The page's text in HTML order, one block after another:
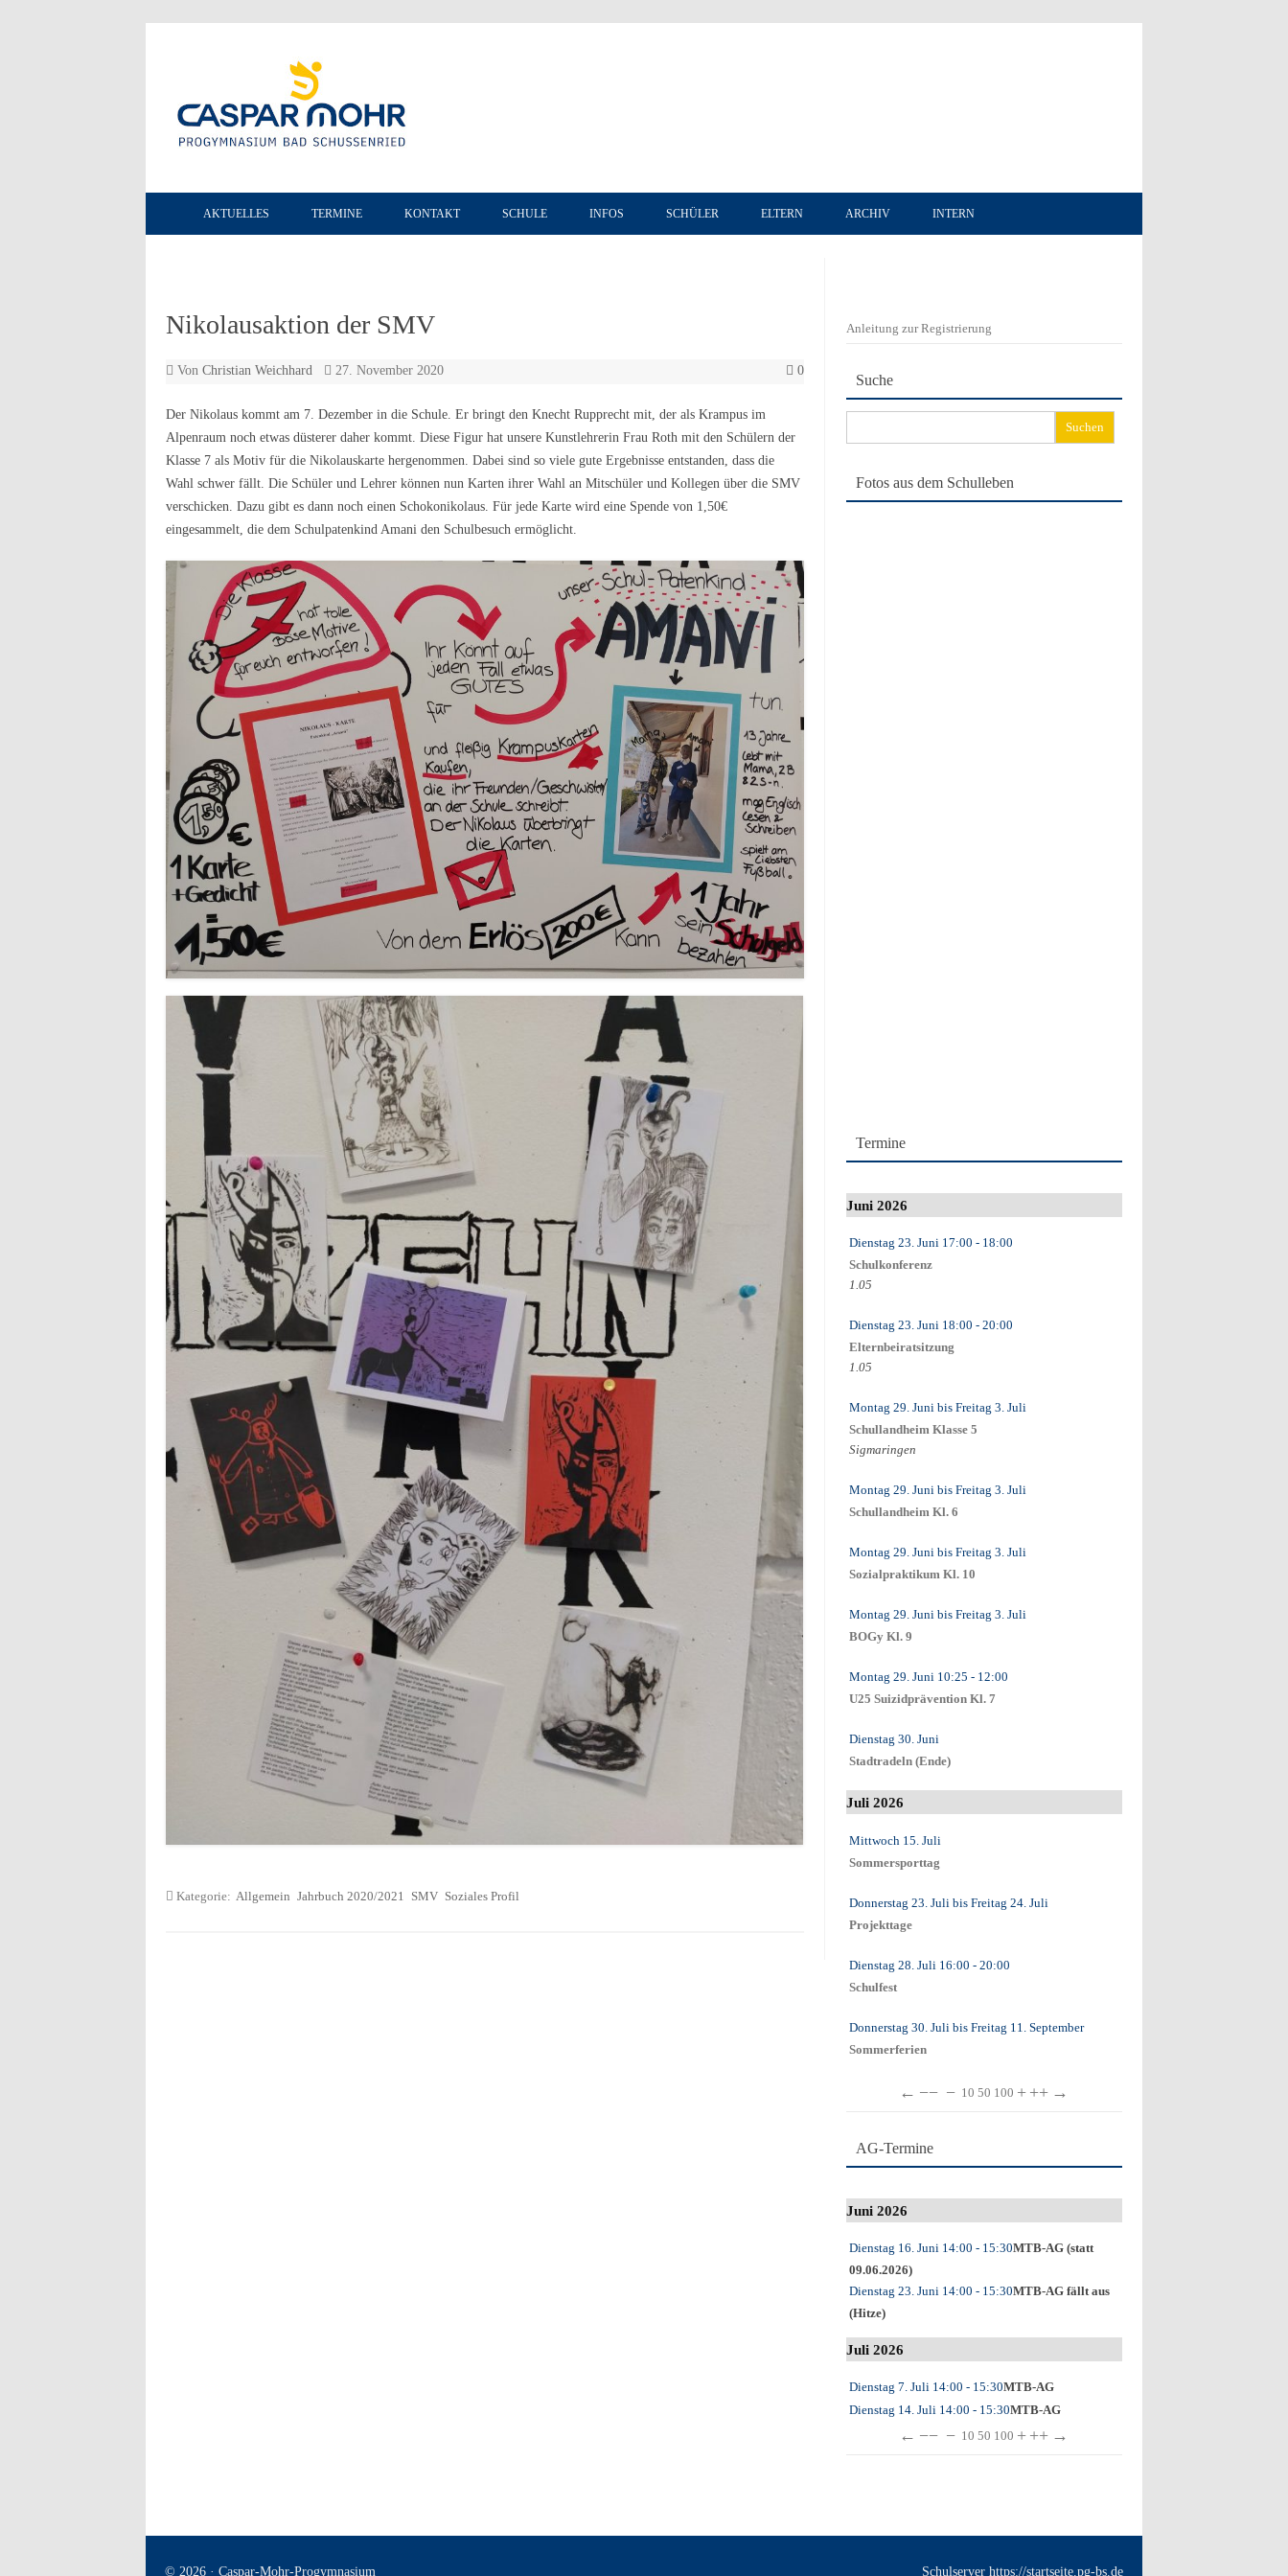
AKTUELLES TERMINE KONTAKT SCHULE INFOS SCHÜLER ELTERN ARCHIV INTERN
Nikolausaktion der SMV
Von Christian Weichhard 27. November 2020 0
Der Nikolaus kommt am 7. Dezember in die Schule. Er bringt den Knecht Rupprecht mit, der als Krampus im
Alpenraum noch etwas düsterer daher kommt. Diese Figur hat unsere Kunstlehrerin Frau Roth mit den Schülern der
Klasse 7 als Motiv für die Nikolauskarte hergenommen. Dabei sind so viele gute Ergebnisse entstanden, dass die
Wahl schwer fällt. Die Schüler und Lehrer können nun Karten ihrer Wahl an Mitschüler und Kollegen über die SMV
verschicken. Dazu gibt es dann noch einen Schokonikolaus. Für jede Karte wird eine Spende von 1,50€
eingesammelt, die dem Schulpatenkind Amani den Schulbesuch ermöglicht.
Kategorie: Allgemein Jahrbuch 2020/2021 SMV Soziales Profil
Anleitung zur Registrierung
Suche
nach:
Fotos aus dem Schulleben
Termine
Juni 2026
Dienstag 23. Juni17:00 - 18:00
Schulkonferenz
1.05
Dienstag 23. Juni18:00 - 20:00
Elternbeiratsitzung
1.05
Montag 29. Junibis Freitag 3. Juli
Schullandheim Klasse 5
Sigmaringen
Montag 29. Junibis Freitag 3. Juli
Schullandheim Kl. 6
Montag 29. Junibis Freitag 3. Juli
Sozialpraktikum Kl. 10
Montag 29. Junibis Freitag 3. Juli
BOGy Kl. 9
Montag 29. Juni10:25 - 12:00
U25 Suizidprävention Kl. 7
Dienstag 30. Juni
Stadtradeln (Ende)
Juli 2026
Mittwoch 15. Juli
Sommersporttag
Donnerstag 23. Juli bis Freitag 24. Juli
Projekttage
Dienstag 28. Juli 16:00 - 20:00
Schulfest
Donnerstag 30. Juli bis Freitag 11. September
Sommerferien
← −− − 10 50 100 + ++ →
AG-Termine
Juni 2026
Dienstag 16. Juni14:00 - 15:30MTB-AG (statt
09.06.2026)
Dienstag 23. Juni14:00 - 15:30MTB-AG fällt aus
(Hitze)
Juli 2026
Dienstag 7. Juli14:00 - 15:30MTB-AG
Dienstag 14. Juli14:00 - 15:30MTB-AG
← −− − 10 50 100 + ++ →
© 2026 · Caspar-Mohr-Progymnasium Schulserver https://startseite.pg-bs.de